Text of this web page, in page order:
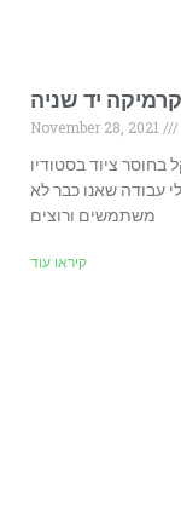
קרמיקה יד שניה
November 28, 2021
בחוסר ציוד בסטודיו
עבודה שאנו כבר לא
משתמשים ורוצים
קיראו עוד